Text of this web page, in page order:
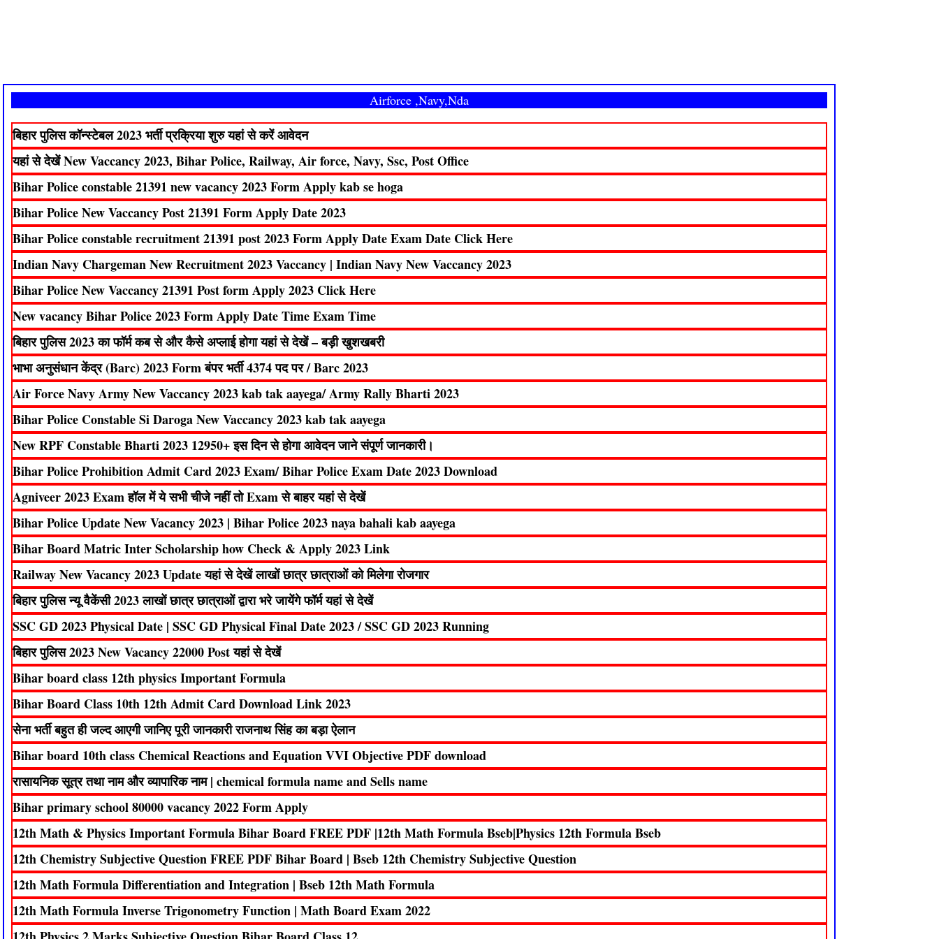
Airforce ,Navy,Nda
बिहार पुलिस कॉन्स्टेबल 2023 भर्ती प्रक्रिया शुरु यहां से करें आवेदन
यहां से देखें New Vaccancy 2023, Bihar Police, Railway, Air force, Navy, Ssc, Post Office
Bihar Police constable 21391 new vacancy 2023 Form Apply kab se hoga
Bihar Police New Vaccancy Post 21391 Form Apply Date 2023
Bihar Police constable recruitment 21391 post 2023 Form Apply Date Exam Date Click Here
Indian Navy Chargeman New Recruitment 2023 Vaccancy | Indian Navy New Vaccancy 2023
Bihar Police New Vaccancy 21391 Post form Apply 2023 Click Here
New vacancy Bihar Police 2023 Form Apply Date Time Exam Time
बिहार पुलिस 2023 का फॉर्म कब से और कैसे अप्लाई होगा यहां से देखें – बड़ी खुशखबरी
भाभा अनुसंधान केंद्र (Barc) 2023 Form बंपर भर्ती 4374 पद पर / Barc 2023
Air Force Navy Army New Vaccancy 2023 kab tak aayega/ Army Rally Bharti 2023
Bihar Police Constable Si Daroga New Vaccancy 2023 kab tak aayega
New RPF Constable Bharti 2023 12950+ इस दिन से होगा आवेदन जाने संपूर्ण जानकारी।
Bihar Police Prohibition Admit Card 2023 Exam/ Bihar Police Exam Date 2023 Download
Agniveer 2023 Exam हॉल में ये सभी चीजे नहीं तो Exam से बाहर यहां से देखें
Bihar Police Update New Vacancy 2023 | Bihar Police 2023 naya bahali kab aayega
Bihar Board Matric Inter Scholarship how Check & Apply 2023 Link
Railway New Vacancy 2023 Update यहां से देखें लाखों छात्र छात्राओं को मिलेगा रोजगार
बिहार पुलिस न्यू वैकेंसी 2023 लाखों छात्र छात्राओं द्वारा भरे जायेंगे फॉर्म यहां से देखें
SSC GD 2023 Physical Date | SSC GD Physical Final Date 2023 / SSC GD 2023 Running
बिहार पुलिस 2023 New Vacancy 22000 Post यहां से देखें
Bihar board class 12th physics Important Formula
Bihar Board Class 10th 12th Admit Card Download Link 2023
सेना भर्ती बहुत ही जल्द आएगी जानिए पूरी जानकारी राजनाथ सिंह का बड़ा ऐलान
Bihar board 10th class Chemical Reactions and Equation VVI Objective PDF download
रासायनिक सूत्र तथा नाम और व्यापारिक नाम | chemical formula name and Sells name
Bihar primary school 80000 vacancy 2022 Form Apply
12th Math & Physics Important Formula Bihar Board FREE PDF |12th Math Formula Bseb|Physics 12th Formula Bseb
12th Chemistry Subjective Question FREE PDF Bihar Board | Bseb 12th Chemistry Subjective Question
12th Math Formula Differentiation and Integration | Bseb 12th Math Formula
12th Math Formula Inverse Trigonometry Function | Math Board Exam 2022